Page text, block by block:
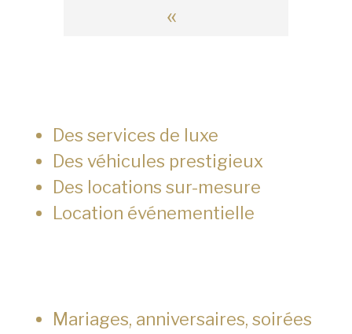
«
Des services de luxe
Des véhicules prestigieux
Des locations sur-mesure
Location événementielle
Mariages, anniversaires, soirées